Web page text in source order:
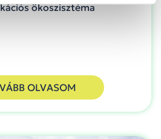
ökoszisztéma
OLVASOM